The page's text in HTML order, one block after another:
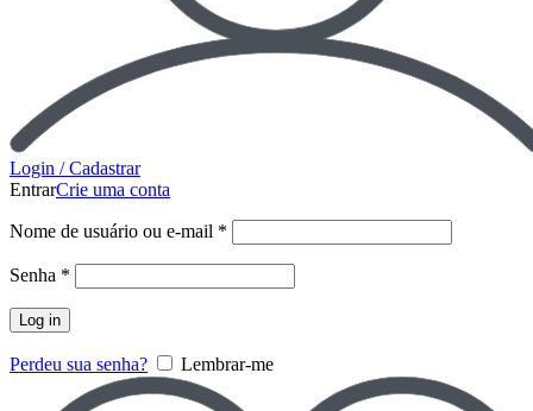
Login / Cadastrar
EntrarCrie uma conta
Nome de usuário ou e-mail *
Senha *
Log in
Perdeu sua senha? Lembrar-me